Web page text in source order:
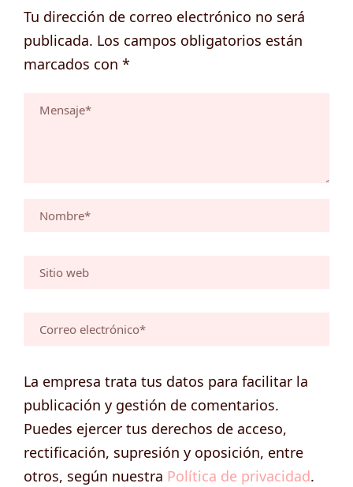
Tu dirección de correo electrónico no será
publicada. Los campos obligatorios están
marcados con *
La empresa trata tus datos para facilitar la
publicación y gestión de comentarios.
Puedes ejercer tus derechos de acceso,
rectificación, supresión y oposición, entre
otros, según nuestra Política de privacidad.